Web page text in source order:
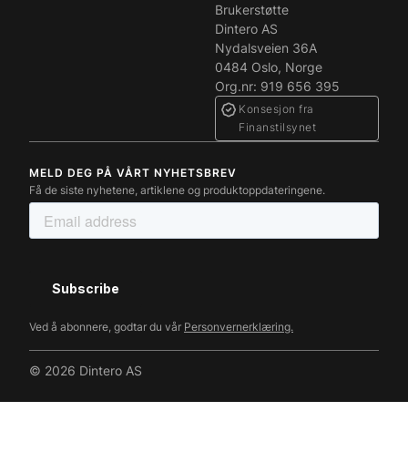
Brukerstøtte
Dintero AS
Nydalsveien 36A
0484 Oslo, Norge
Org.nr: 919 656 395
Konsesjon fra
Finanstilsynet
MELD DEG PÅ VÅRT NYHETSBREV
Få de siste nyhetene, artiklene og produktoppdateringene.
Ved å abonnere, godtar du vår Personvernerklæring.
© 2026 Dintero AS